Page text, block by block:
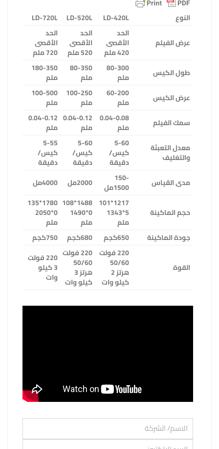
النوع LD-420L
LD-520L
LD-720L
عرض الفيلم
الحد
الأقصى
420 ملم
الحد
الأقصى
520 ملم
الحد
الأقصى
720 ملم
طول الكيس
80-300
ملم
80-350
ملم
180-350
ملم
عرض الكيس
60-200
ملم
100-250
ملم
100-500
ملم
سمك الفيلم
0.04-0.08
ملم
0.04-0.12
ملم
0.04-0.12
ملم
معدل التعبئة
والتغليف
5-60
كيس/
دقيقة
5-60
كيس/
دقيقة
5-55
كيس/
دقيقة
مدى القياس
150-
1500مل 2000مل 4000مل
حجم الماكينة
1217*101
5*1343
ملم
1488*108
0*1490
ملم
1780*135
0*2050
ملم
جودة الماكينة
650كجم 680كجم 750كجم
القوة
220 فولت
50/60
هرتز 2
كيلو وات
220 فولت
50/60
هرتز 3
كيلو وات
220 فولت
3 كيلو
وات